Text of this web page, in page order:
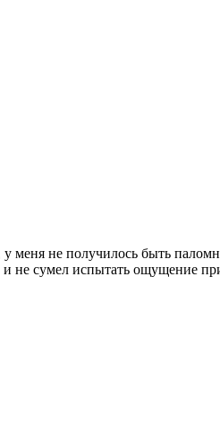
меня не получилось быть
и не сумел испытать ощущение